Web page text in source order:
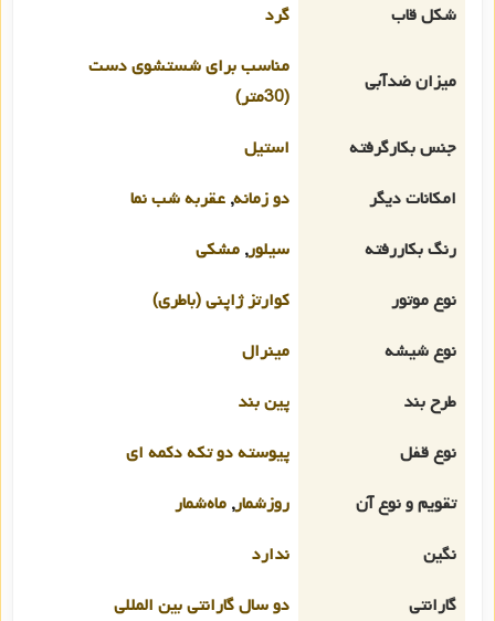
شکل قاب
گرد
میزان ضدآبی
مناسب برای شستشوی دست
(30متر)
جنس بکارگرفته
استیل
امکانات دیگر
دو زمانه, عقربه شب نما
رنگ بکاررفته
سیلور, مشکی
نوع موتور
کوارتز ژاپنی (باطری)
نوع شیشه
مینرال
طرح بند
پین بند
نوع قفل
پیوسته دو تکه دکمه ای
تقویم و نوع آن
روزشمار, ماه‌شمار
نگین
ندارد
گارانتی
دو سال گارانتی بین المللی